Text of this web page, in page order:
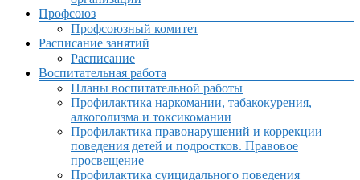
Профсоюз
Профсоюзный комитет
Расписание занятий
Расписание
Воспитательная работа
Планы воспитательной работы
Профилактика наркомании, табакокурения,
алкоголизма и токсикомании
Профилактика правонарушений и коррекции
поведения детей и подростков. Правовое
просвещение
Профилактика суицидального поведения